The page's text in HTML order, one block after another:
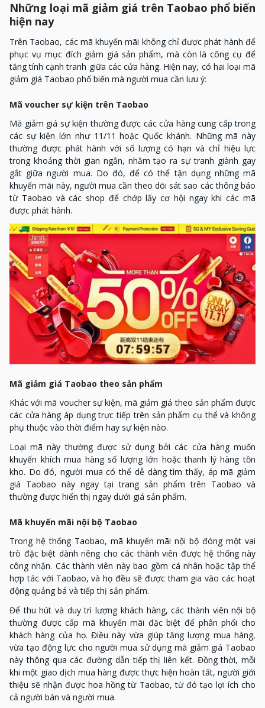
Những loại mã giảm giá trên Taobao phổ biến
hiện nay
Trên Taobao, các mã khuyến mãi không chỉ được phát hành để
phục vụ mục đích giảm giá sản phẩm, mà còn là công cụ để
tăng tính cạnh tranh giữa các cửa hàng. Hiện nay, có hai loại mã
giảm giá Taobao phổ biến mà người mua cần lưu ý:
Mã voucher sự kiện trên Taobao
Mã giảm giá sự kiện thường được các cửa hàng cung cấp trong
các sự kiện lớn như 11/11 hoặc Quốc khánh. Những mã này
thường được phát hành với số lượng có hạn và chỉ hiệu lực
trong khoảng thời gian ngắn, nhằm tạo ra sự tranh giành gay
gắt giữa người mua. Do đó, để có thể tận dụng những mã
khuyến mãi này, người mua cần theo dõi sát sao các thông báo
từ Taobao và các shop để chớp lấy cơ hội ngay khi các mã
được phát hành.
Mã giảm giá Taobao theo sản phẩm
Khác với mã voucher sự kiện, mã giảm giá theo sản phẩm được
các cửa hàng áp dụng trực tiếp trên sản phẩm cụ thể và không
phụ thuộc vào thời điểm hay sự kiện nào.
Loại mã này thường được sử dụng bởi các cửa hàng muốn
khuyến khích mua hàng số lượng lớn hoặc thanh lý hàng tồn
kho. Do đó, người mua có thể dễ dàng tìm thấy, áp mã giảm
giá Taobao này ngay tại trang sản phẩm trên Taobao và
thường được hiển thị ngay dưới giá sản phẩm.
Mã khuyến mãi nội bộ Taobao
Trong hệ thống Taobao, mã khuyến mãi nội bộ đóng một vai
trò đặc biệt dành riêng cho các thành viên được hệ thống này
công nhận. Các thành viên này bao gồm cá nhân hoặc tập thể
hợp tác với Taobao, và họ đều sẽ được tham gia vào các hoạt
động quảng bá và tiếp thị sản phẩm.
Để thu hút và duy trì lượng khách hàng, các thành viên nội bộ
thường được cấp mã khuyến mãi đặc biệt để phân phối cho
khách hàng của họ. Điều này vừa giúp tăng lượng mua hàng,
vừa tạo động lực cho người mua sử dụng mã giảm giá Taobao
này thông qua các đường dẫn tiếp thị liên kết. Đồng thời, mỗi
khi một giao dịch mua hàng được thực hiện hoàn tất, người giới
thiệu sẽ nhận được hoa hồng từ Taobao, từ đó tạo lợi ích cho
cả người bán và người mua.